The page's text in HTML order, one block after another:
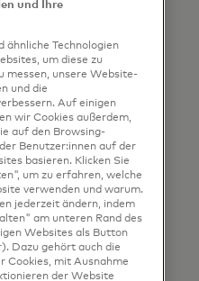
to be
for such
by phone. I
am free to
at any time,
the opt-out
email.
my personal
in
Privacy Notice
und Ihre
ähnliche Technologien
um diese zu
messen, unsere Website-
und die
Auf einigen
wir Cookies außerdem,
auf den Browsing-
Benutzer:innen auf der
basieren. Klicken Sie
um zu erfahren, welche
verwenden und warum.
jederzeit ändern, indem
am unteren Rand des
Websites als Button
Dazu gehört auch die
Cookies, mit Ausnahme
der Website